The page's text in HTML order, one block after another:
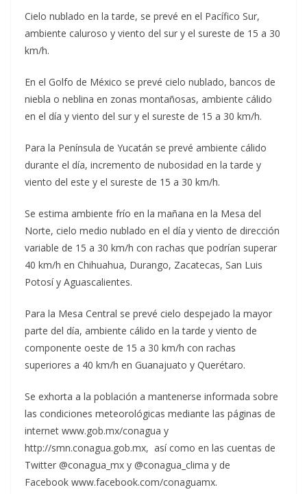
Cielo nublado en la tarde, se prevé en el Pacífico Sur,
ambiente caluroso y viento del sur y el sureste de 15 a 30
km/h.
En el Golfo de México se prevé cielo nublado, bancos de
niebla o neblina en zonas montañosas, ambiente cálido
en el día y viento del sur y el sureste de 15 a 30 km/h.
Para la Península de Yucatán se prevé ambiente cálido
durante el día, incremento de nubosidad en la tarde y
viento del este y el sureste de 15 a 30 km/h.
Se estima ambiente frío en la mañana en la Mesa del
Norte, cielo medio nublado en el día y viento de dirección
variable de 15 a 30 km/h con rachas que podrían superar
40 km/h en Chihuahua, Durango, Zacatecas, San Luis
Potosí y Aguascalientes.
Para la Mesa Central se prevé cielo despejado la mayor
parte del día, ambiente cálido en la tarde y viento de
componente oeste de 15 a 30 km/h con rachas
superiores a 40 km/h en Guanajuato y Querétaro.
Se exhorta a la población a mantenerse informada sobre
las condiciones meteorológicas mediante las páginas de
internet www.gob.mx/conagua y
http://smn.conagua.gob.mx, así como en las cuentas de
Twitter @conagua_mx y @conagua_clima y de
Facebook www.facebook.com/conaguamx.